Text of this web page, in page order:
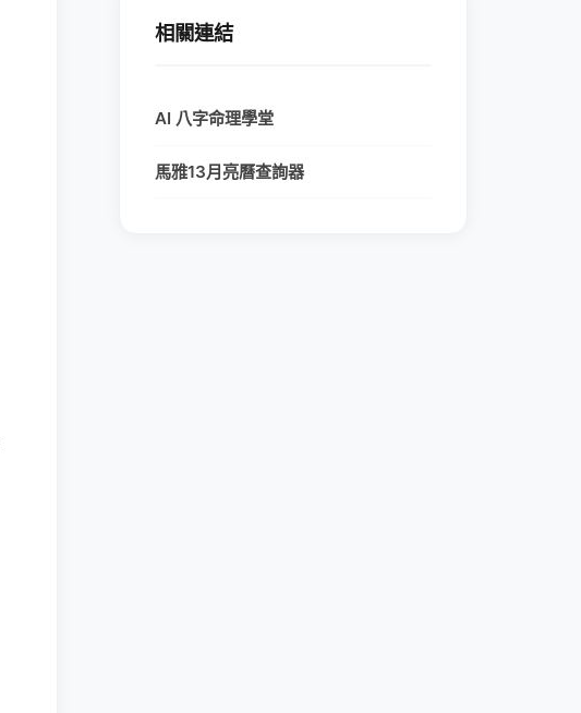
相關連結
AI 八字命理學堂
馬雅13月亮曆查詢器